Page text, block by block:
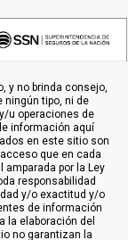
y no brinda consejo,
tipo, ni de
u operaciones de
información aquí
en este sitio son
que en cada
por la Ley
responsabilidad
y/o exactitud y/o
de información
la elaboración del
no garantizan la